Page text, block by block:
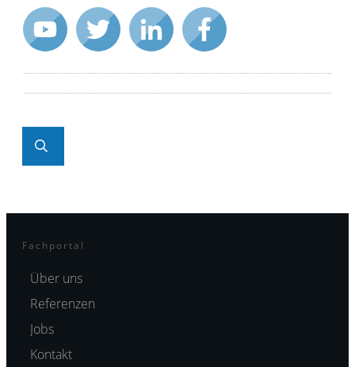
Fachportal
Über uns
Referenzen
Jobs
Kontakt